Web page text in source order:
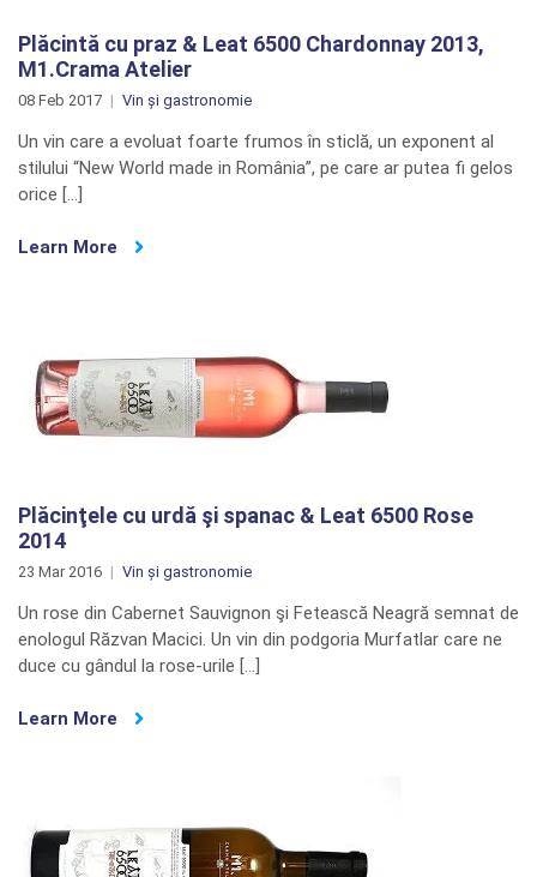
Plăcintă cu praz & Leat 6500 Chardonnay 2013,
M1.Crama Atelier
08 Feb 2017 Vin și gastronomie
Un vin care a evoluat foarte frumos în sticlă, un exponent al
stilului “New World made in România”, pe care ar putea fi gelos
orice […]
Learn More
Plăcinţele cu urdă şi spanac & Leat 6500 Rose
2014
23 Mar 2016 Vin și gastronomie
Un rose din Cabernet Sauvignon şi Fetească Neagră semnat de
enologul Răzvan Macici. Un vin din podgoria Murfatlar care ne
duce cu gândul la rose-urile […]
Learn More